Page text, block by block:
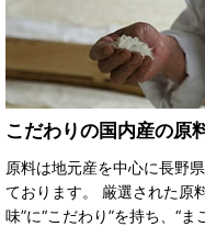
こだわりの国内産の原
原料は地元産を中心に長野
ております。 厳選された原
味”に“こだわり”を持ち、“